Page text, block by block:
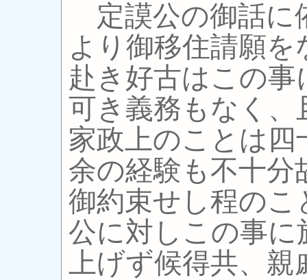
定謨公の御話に
より御移住請願
赴き好古はこの
可き義務もなく
家政上のことは
余の経験も不十分
御約束せし程の
公に対しこの事
上げず候得共、親